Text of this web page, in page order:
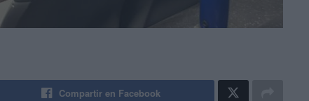
Compartir en Facebook